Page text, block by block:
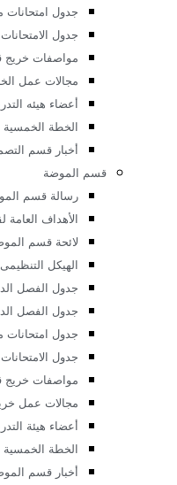
مواصفات خريج قسم
مجالات عمل خريج قسم
أعضاء هيئة التدريس
الخطة الخمسية لقسم
دليل الطالب
أخبار قسم الجرافيك
التصميم الصناعى
رسالة قسم التصميم
أهداف قسم التصميم
لائحة قسم التصميم
الهيكل التنظيمى للقسم
جدول الفصل الدراسى
جدول الفصل الدراسى
جدول امتحانات مواد
جدول الامتحانات
مواصفات خريج قسم
مجالات عمل الخريج قسم